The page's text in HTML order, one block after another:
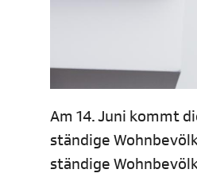
Am 14. Juni kommt
ständige
ständige